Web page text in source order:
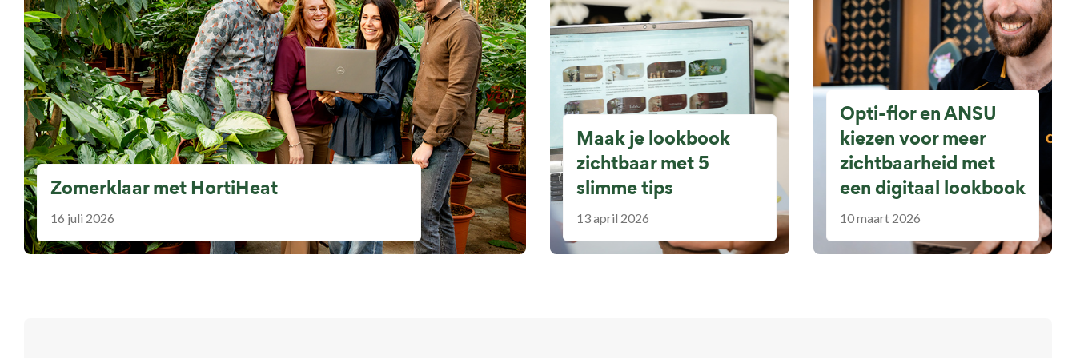
Zomerklaar met HortiHeat
16 juli 2026
Maak je lookbook
zichtbaar met 5
slimme tips
13 april 2026
Opti-flor en ANSU
kiezen voor meer
zichtbaarheid met
een digitaal lookbook
10 maart 2026